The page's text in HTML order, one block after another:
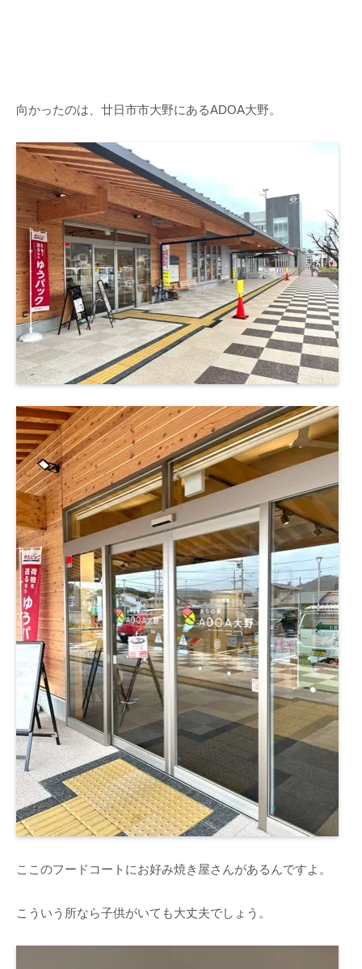
向かったのは、廿日市市大野にあるADOA大野。
ここのフードコートにお好み焼き屋さんがあるんですよ。
こういう所なら子供がいても大丈夫でしょう。